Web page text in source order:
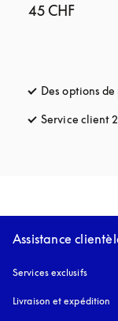
45 CHF
Des options
Service client
Assistance
Services exclusifs
Livraison et expédition